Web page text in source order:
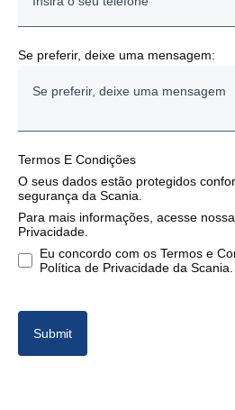
Se preferir, deixe uma mensagem:
Termos E Condições
O seus dados estão protegidos
segurança da Scania.
Para mais informações, acesse
Privacidade.
Eu concordo com os Termos e
Política de Privacidade da Scania.
Submit